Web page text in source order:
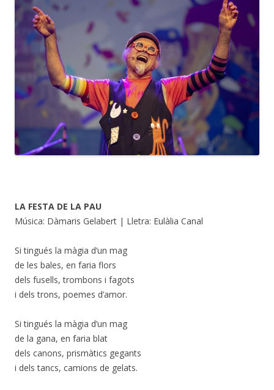
LA FESTA DE LA PAU
Música: Dàmaris Gelabert | Lletra: Eulàlia Canal
Si tingués la màgia d’un mag
de les bales, en faria flors
dels fusells, trombons i fagots
i dels trons, poemes d’amor.
Si tingués la màgia d’un mag
de la gana, en faria blat
dels canons, prismàtics gegants
i dels tancs, camions de gelats.